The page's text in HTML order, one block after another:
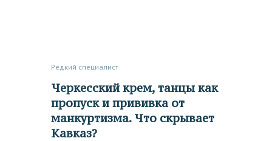
Редкий специалист
Черкесский крем, танцы как
пропуск и прививка от
манкуртизма. Что скрывает
Кавказ?